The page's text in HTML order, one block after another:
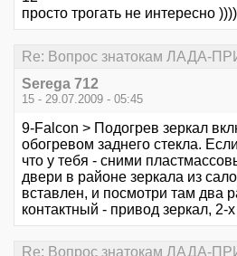
просто трогать не интересно ))))
Re: Вопрос знатокам ЛАДА-
Serega 712
15 - 29.07.2009 - 05:45
9-Falcon > Подогрев зеркал
обогревом заднего стекла.
что у тебя - сними
двери в районе зеркала из
вставлен, и посмотри там два
контактный - привод зеркал, 2-
Re: Вопрос знатокам ЛАДА-